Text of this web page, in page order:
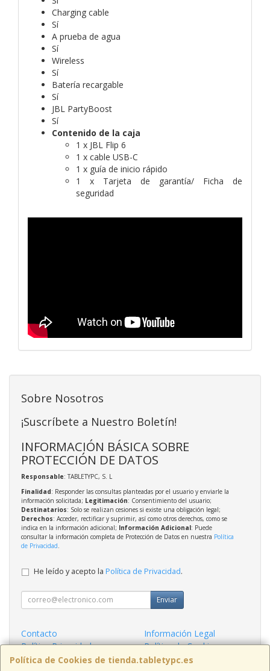
Charging cable
Sí
A prueba de agua
Sí
Wireless
Sí
Batería recargable
Sí
JBL PartyBoost
Sí
Contenido de la caja
1 x JBL Flip 6
1 x cable USB-C
1 x guía de inicio rápido
1 x Tarjeta de garantía/ Ficha de
seguridad
Política de Cookies de tienda.tabletypc.es
Sobre Nosotros
¡Suscríbete a Nuestro Boletín!
INFORMACIÓN BÁSICA SOBRE
PROTECCIÓN DE DATOS
Responsable: TABLETYPC, S. L
Finalidad: Responder las consultas planteadas por el usuario y enviarle la
información solicitada; Legitimación: Consentimiento del usuario;
Destinatarios: Solo se realizan cesiones si existe una obligación legal;
Derechos: Acceder, rectificar y suprimir, así como otros derechos, como se
indica en la información adicional; Información Adicional: Puede
consultar la información completa de Protección de Datos en nuestra Política
de Privacidad.
He leído y acepto la Política de Privacidad.
Enviar
Contacto
Información Legal
Política Privacidad
Política de Cookies
Condiciones de Compra
Formas de Pago